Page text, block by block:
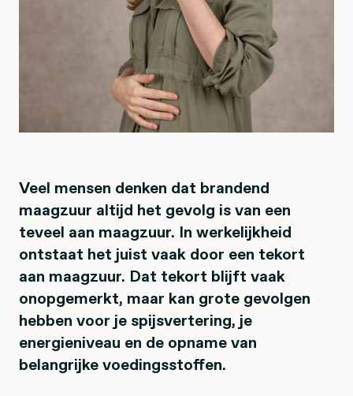
Veel mensen denken dat brandend
maagzuur altijd het gevolg is van een
teveel aan maagzuur. In werkelijkheid
ontstaat het juist vaak door een tekort
aan maagzuur. Dat tekort blijft vaak
onopgemerkt, maar kan grote gevolgen
hebben voor je spijsvertering, je
energieniveau en de opname van
belangrijke voedingsstoffen.